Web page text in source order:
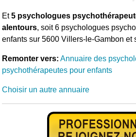
Et5 psychologues
alentours, soit 6 psychologues
enfants sur 5600 Villers-le-Gambon et
Remonter vers: Annuaire des
psychothérapeutes pour enfants
Choisir un autre annuaire